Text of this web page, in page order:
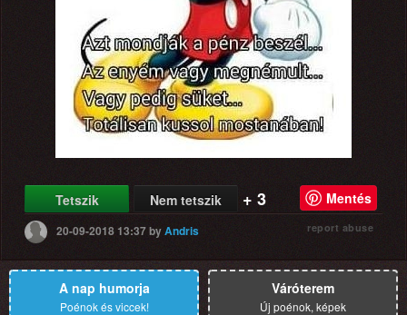
Tetszik Nem tetszik + 3 Mentés
20-09-2018 13:37byAndris report abuse
A nap humorja
Poénok és viccek!
Váróterem
Új poénok, képek